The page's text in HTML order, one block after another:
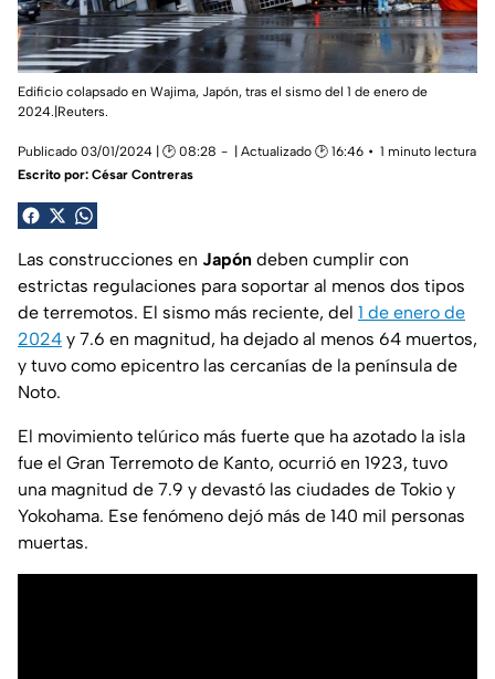
Edificio colapsado en Wajima, Japón, tras el sismo del 1 de enero de
2024.|Reuters.
Publicado 03/01/2024 | 🕑 08:28 | Actualizado 🕑 16:46
1 minuto lectura
Escrito por: César Contreras
Las construcciones en Japón deben cumplir con
estrictas regulaciones para soportar al menos dos tipos
de terremotos. El sismo más reciente, del 1 de enero de
2024 y 7.6 en magnitud, ha dejado al menos 64 muertos,
y tuvo como epicentro las cercanías de la península de
Noto.
El movimiento telúrico más fuerte que ha azotado la isla
fue el Gran Terremoto de Kanto, ocurrió en 1923, tuvo
una magnitud de 7.9 y devastó las ciudades de Tokio y
Yokohama. Ese fenómeno dejó más de 140 mil personas
muertas.